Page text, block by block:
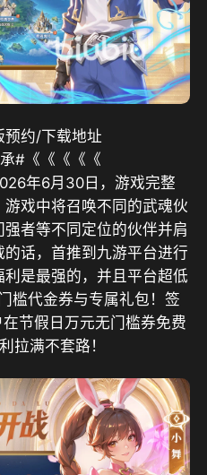
预约/下载地址
#《《《《《
年6月30日，游戏完整
戏中将召唤不同的武魂伙
者等不同定位的伙伴并肩
话，首推到九游平台进行
是最强的，并且平台超低
槛代金券与专属礼包！签
节假日万元无门槛券免费
拉满不套路！